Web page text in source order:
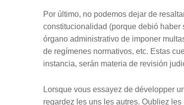
Por último, no podemos dejar de
constitucionalidad (porque debió
órgano administrativo de imponer
de regímenes normativos, etc. Estas
instancia, serán materia de revisión
Lorsque vous essayez de développer
regardez les uns les autres. Oubliez